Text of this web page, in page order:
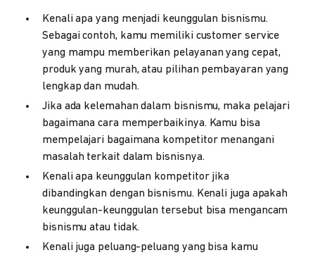
Kenali apa yang menjadi keunggulan bisnismu.
Sebagai contoh, kamu memiliki customer service
yang mampu memberikan pelayanan yang cepat,
produk yang murah, atau pilihan pembayaran yang
lengkap dan mudah.
Jika ada kelemahan dalam bisnismu, maka pelajari
bagaimana cara memperbaikinya. Kamu bisa
mempelajari bagaimana kompetitor menangani
masalah terkait dalam bisnisnya.
Kenali apa keunggulan kompetitor jika
dibandingkan dengan bisnismu. Kenali juga apakah
keunggulan-keunggulan tersebut bisa mengancam
bisnismu atau tidak.
Kenali juga peluang-peluang yang bisa kamu